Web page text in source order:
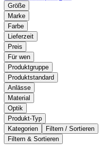
Größe
Marke
Farbe
Lieferzeit
Preis
Für wen
Produktgruppe
Produktstandard
Anlässe
Material
Optik
Produkt-Typ
Kategorien
Filtern / Sortieren
Filtern & Sortieren